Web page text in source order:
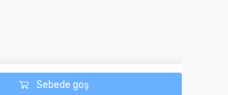
Sebede goş